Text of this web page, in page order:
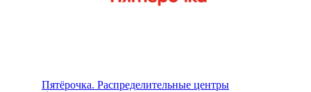
Пятёрочка. Распределительные центры